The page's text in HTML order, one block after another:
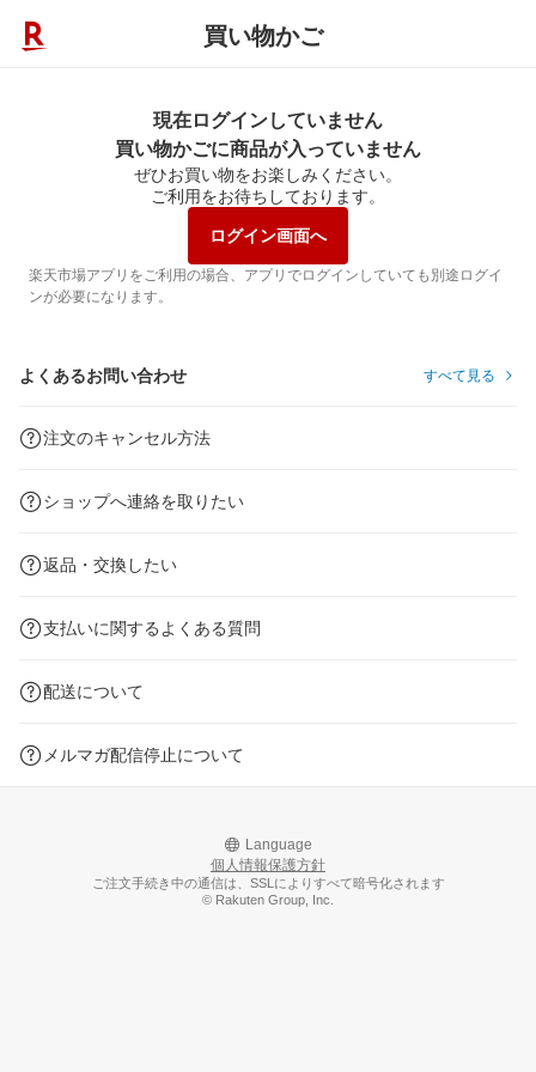
買い物かご
現在ログインしていません
買い物かごに商品が入っていません
ぜひお買い物をお楽しみください。
ご利用をお待ちしております。
ログイン画面へ
楽天市場アプリをご利用の場合、アプリでログインしていても別途ログイ
ンが必要になります。
よくあるお問い合わせ すべて見る
注文のキャンセル方法
ショップへ連絡を取りたい
返品・交換したい
支払いに関するよくある質問
配送について
メルマガ配信停止について
Language
個人情報保護方針
ご注文手続き中の通信は、SSLによりすべて暗号化されます
© Rakuten Group, Inc.